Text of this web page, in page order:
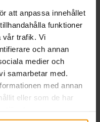
att anpassa innehållet
funktioner
vår trafik. Vi
och annan
medier och
samarbetar med.
med annan
eller som de har